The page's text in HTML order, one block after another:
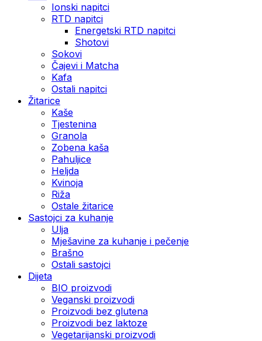
Ionski napitci
RTD napitci
Energetski RTD napitci
Shotovi
Sokovi
Čajevi i Matcha
Kafa
Ostali napitci
Žitarice
Kaše
Tjestenina
Granola
Zobena kaša
Pahuljice
Heljda
Kvinoja
Riža
Ostale žitarice
Sastojci za kuhanje
Ulja
Mješavine za kuhanje i pečenje
Brašno
Ostali sastojci
Dijeta
BIO proizvodi
Veganski proizvodi
Proizvodi bez glutena
Proizvodi bez laktoze
Vegetarijanski proizvodi